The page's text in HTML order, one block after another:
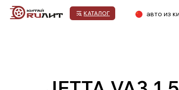
авто из китая
КАТАЛОГ
JETTA VA32.Договор оказания
услуг